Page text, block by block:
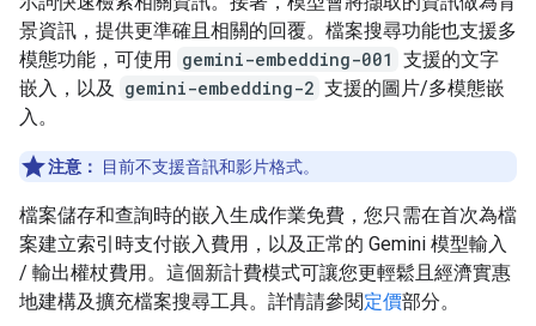
景資訊，提供更準確且相關的回覆。檔案搜尋功能也支援多
模態功能，可使用 gemini-embedding-001 支援的文字
嵌入，以及
gemini-embedding-2 支援的圖片/多模態嵌
入。
注意： 目前不支援音訊和影片格式。
檔案儲存和查詢時的嵌入生成作業免費，您只需在首次為檔
案建立索引時支付嵌入費用，以及正常的 Gemini 模型輸入
/ 輸出權杖費用。這個新計費模式可讓您更輕鬆且經濟實惠
地建構及擴充檔案搜尋工具。詳情請參閱定價部分。